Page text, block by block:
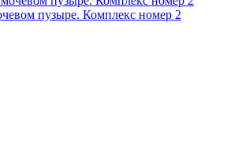
пузыре. Комплекс номер 2